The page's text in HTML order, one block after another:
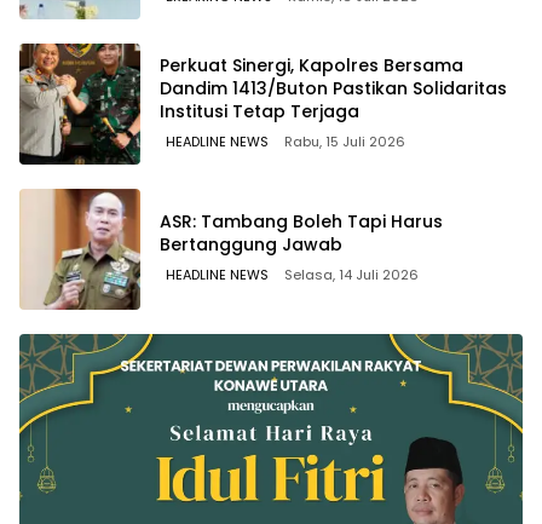
Perkuat Sinergi, Kapolres Bersama
Dandim 1413/Buton Pastikan Solidaritas
Institusi Tetap Terjaga
HEADLINE NEWS Rabu, 15 Juli 2026
ASR: Tambang Boleh Tapi Harus
Bertanggung Jawab
HEADLINE NEWS Selasa, 14 Juli 2026